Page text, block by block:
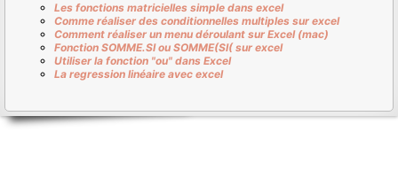
Les fonctions matricielles simple dans excel
Comme réaliser des conditionnelles multiples sur excel
Comment réaliser un menu déroulant sur Excel (mac)
Fonction SOMME.SI ou SOMME(SI( sur excel
Utiliser la fonction "ou" dans Excel
La regression linéaire avec excel